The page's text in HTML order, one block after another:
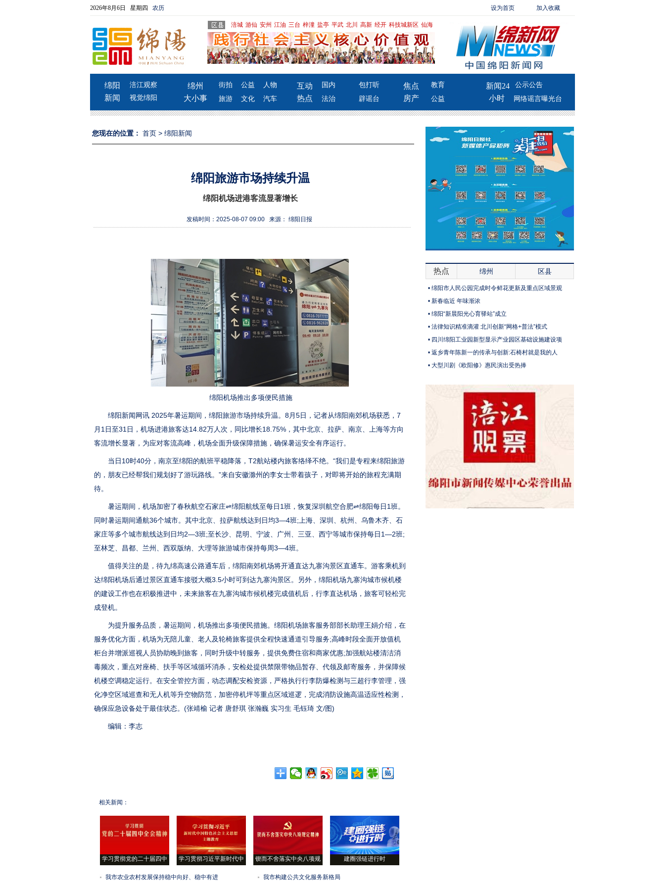
2026年8月6日 星期四 农历 设为首页 加入收藏
涪城 游仙 安州 江油 三台 梓潼 盐亭 平武 北川 高新 经开 科技城新区 仙海
绵阳
新闻
涪江观察
视觉绵阳
绵州
大小事
街拍 公益
人物
旅游
文化 汽车
互动
热点
国内
包打听
法治
辟谣台
焦点
房产
教育
公益
新闻24
小时
公示公告
网络谣言曝光台
您现在的位置： 首页 > 绵阳新闻
绵阳旅游市场持续升温
绵阳机场进港客流显著增长
发稿时间：2025-08-07 09:00 来源： 绵阳日报
绵阳机场推出多项便民措施
绵阳新闻网讯 2025年暑运期间，绵阳旅游市场持续升温。8月5日，记者从绵阳南郊机场获悉，7
月1日至31日，机场进港旅客达14.82万人次，同比增长18.75%，其中北京、拉萨、南京、上海等方向
客流增长显著，为应对客流高峰，机场全面升级保障措施，确保暑运安全有序运行。
当日10时40分，南京至绵阳的航班平稳降落，T2航站楼内旅客络绎不绝。“我们是专程来绵阳旅游
的，朋友已经帮我们规划好了游玩路线。”来自安徽滁州的李女士带着孩子，对即将开始的旅程充满期
待。
暑运期间，机场加密了春秋航空石家庄⇌绵阳航线至每日1班，恢复深圳航空合肥⇌绵阳每日1班。
同时暑运期间通航36个城市。其中北京、拉萨航线达到日均3—4班;上海、深圳、杭州、乌鲁木齐、石
家庄等多个城市航线达到日均2—3班;至长沙、昆明、宁波、广州、三亚、西宁等城市保持每日1—2班;
至林芝、昌都、兰州、西双版纳、大理等旅游城市保持每周3—4班。
值得关注的是，待九绵高速公路通车后，绵阳南郊机场将开通直达九寨沟景区直通车。游客乘机到
达绵阳机场后通过景区直通车接驳大概3.5小时可到达九寨沟景区。另外，绵阳机场九寨沟城市候机楼
的建设工作也在积极推进中，未来旅客在九寨沟城市候机楼完成值机后，行李直达机场，旅客可轻松完
成登机。
为提升服务品质，暑运期间，机场推出多项便民措施。绵阳机场旅客服务部部长助理王娟介绍，在
服务优化方面，机场为无陪儿童、老人及轮椅旅客提供全程快速通道引导服务;高峰时段全面开放值机
柜台并增派巡视人员协助晚到旅客，同时升级中转服务，提供免费住宿和商家优惠;加强航站楼清洁消
毒频次，重点对座椅、扶手等区域循环消杀，安检处提供禁限带物品暂存、代领及邮寄服务，并保障候
机楼空调稳定运行。在安全管控方面，动态调配安检资源，严格执行行李防爆检测与三超行李管理，强
化净空区域巡查和无人机等升空物防范，加密停机坪等重点区域巡逻，完成消防设施高温适应性检测，
确保应急设备处于最佳状态。(张靖榆 记者 唐舒琪 张瀚巍 实习生 毛钰琦 文/图)
编辑：李志
相关新闻：
学习贯彻党的二十届四中 学习贯彻习近平新时代中 锲而不舍落实中央八项规 建圈强链进行时
我市农业农村发展保持稳中向好、稳中有进 我市构建公共文化服务新格局
热点 绵州 区县
• 绵阳市人民公园完成时令鲜花更新及重点区域景观
• 新春临近 年味渐浓
• 绵阳“新晨阳光心育驿站”成立
• 法律知识精准滴灌 北川创新“网格+普法”模式
• 四川绵阳工业园新型显示产业园区基础设施建设项
• 返乡青年陈新一的传承与创新:石椅村就是我的人
• 大型川剧《欧阳修》惠民演出受热捧